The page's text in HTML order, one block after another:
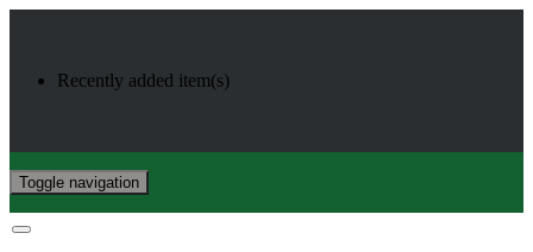
Recently added item(s)
Toggle navigation